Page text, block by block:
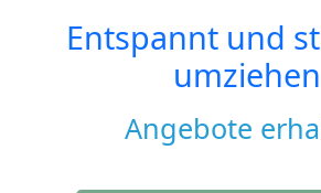
Entspannt und
umziehen
Angebote